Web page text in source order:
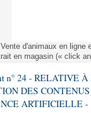
des lois
l’application des lois
sociale
et orales
d'animaux en ligne
en magasin (« click
n° 24 - RELATIVE
DES
ARTIFICIELLE -